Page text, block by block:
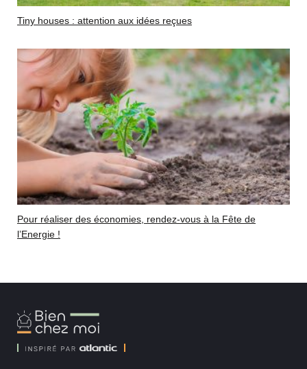
Tiny houses : attention aux idées reçues
Pour réaliser des économies, rendez-vous à la Fête de
l’Energie !
Bien
Chez